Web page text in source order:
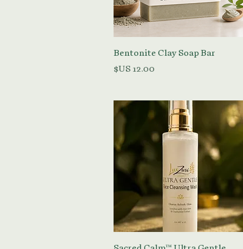
العرض السريع
Bentonite Clay Soap Bar
السعر
العرض السريع